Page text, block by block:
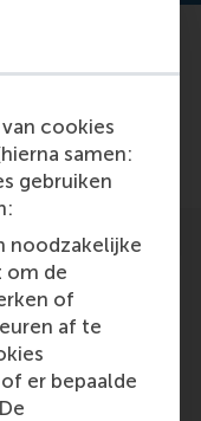
cookies
samen:
gebruiken
noodzakelijke
om de
of
af te
er bepaalde
rsm-and-
in-rotterdam-